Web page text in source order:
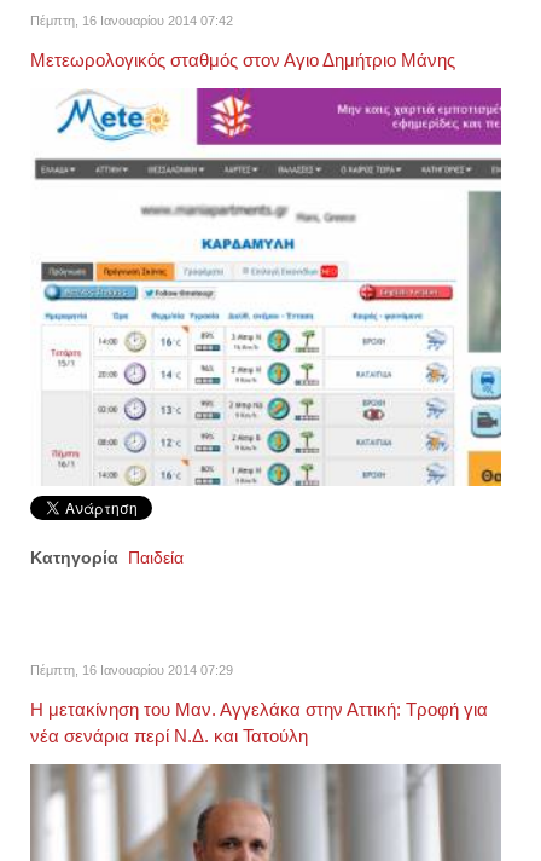
Πέμπτη, 16 Ιανουαρίου 2014 07:42
Μετεωρολογικός σταθμός στον Αγιο Δημήτριο Μάνης
Κατηγορία Παιδεία
Πέμπτη, 16 Ιανουαρίου 2014 07:29
Η μετακίνηση του Μαν. Αγγελάκα στην Αττική: Τροφή για
νέα σενάρια περί Ν.Δ. και Τατούλη